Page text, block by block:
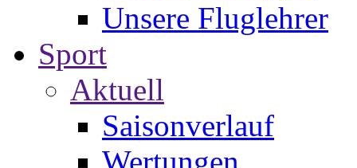
Unsere Fluglehrer
Sport
Aktuell
Saisonverlauf
Wertungen